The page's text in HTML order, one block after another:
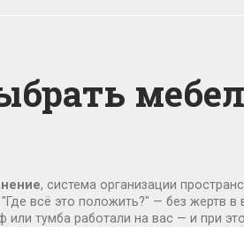
, система организации
всё это положить?" — без жертв в
тумба работали на вас — и при